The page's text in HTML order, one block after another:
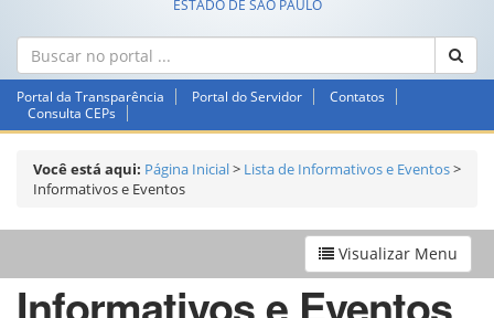
ESTADO DE SÃO PAULO
Portal da Transparência Portal do Servidor
Contatos
Consulta CEPs
Você está aqui: Página Inicial> Lista de Informativos e Eventos>
Informativos e Eventos
Visualizar Menu